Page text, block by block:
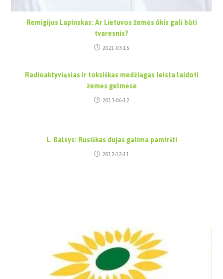
Remigijus Lapinskas: Ar Lietuvos žemės ūkis gali būti
tvaresnis?
2021-03-15
Radioaktyviąsias ir toksiškas medžiagas leista laidoti
žemės gelmėse
2013-06-12
L. Balsys: Rusiškas dujas galima pamiršti
2012-12-11